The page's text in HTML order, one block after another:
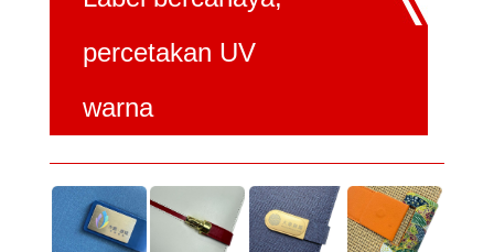
percetakan UV
warna